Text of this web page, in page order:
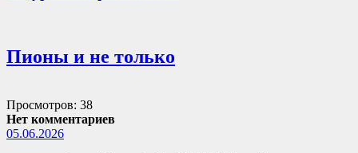
Пионы и не только
Просмотров: 38
Нет комментариев
05.06.2026